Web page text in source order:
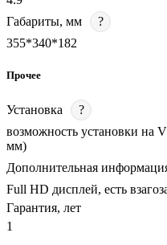
Габариты, мм
?
355*340*182
Прочее
Установка
?
возможность установки на
мм)
Дополнительная
Full HD дисплей, есть
Гарантия, лет
1